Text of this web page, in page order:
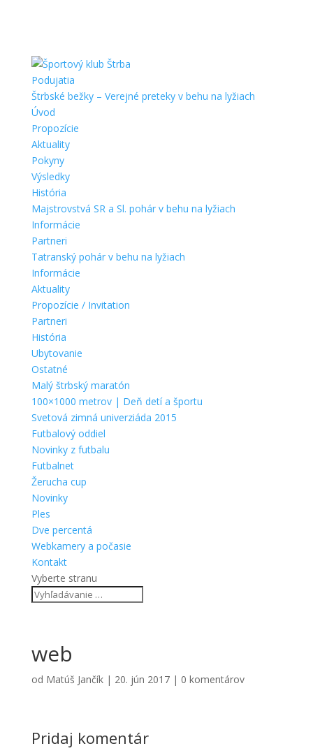
Podujatia
Štrbské bežky – Verejné preteky v behu na lyžiach
Úvod
Propozície
Aktuality
Pokyny
Výsledky
História
Majstrovstvá SR a Sl. pohár v behu na lyžiach
Informácie
Partneri
Tatranský pohár v behu na lyžiach
Informácie
Aktuality
Propozície / Invitation
Partneri
História
Ubytovanie
Ostatné
Malý štrbský maratón
100×1000 metrov | Deň detí a športu
Svetová zimná univerziáda 2015
Futbalový oddiel
Novinky z futbalu
Futbalnet
Žerucha cup
Novinky
Ples
Dve percentá
Webkamery a počasie
Kontakt
Vyberte stranu
web
od Matúš Jančík| 20. jún 2017| 0 komentárov
Pridaj komentár